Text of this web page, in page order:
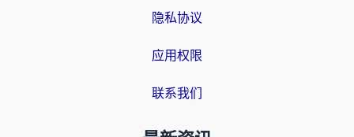
隐私协议
应用权限
联系我们